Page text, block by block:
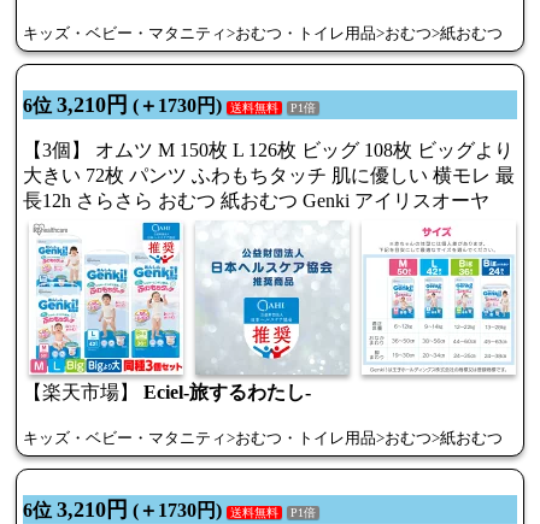
キッズ・ベビー・マタニティ>おむつ・トイレ用品>おむつ>紙おむつ
6位 3,210円 (＋1730円) 送料無料 P1倍
【3個】 オムツ M 150枚 L 126枚 ビッグ 108枚 ビッグより
大きい 72枚 パンツ ふわもちタッチ 肌に優しい 横モレ 最
長12h さらさら おむつ 紙おむつ Genki アイリスオーヤ
【楽天市場】 Eciel-旅するわたし-
キッズ・ベビー・マタニティ>おむつ・トイレ用品>おむつ>紙おむつ
6位 3,210円 (＋1730円) 送料無料 P1倍